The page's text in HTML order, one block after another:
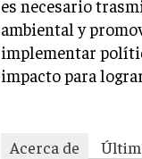
es necesario
ambiental y
implementar
impacto para
Acerca de